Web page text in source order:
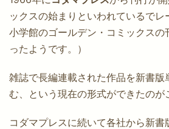
ックスの始まりといわれているで
小学館のゴールデン・コミックスの
ったようです。）
雑誌で長編連載された作品を新書版
む、という現在の形式ができたのが
コダマプレスに続いて各社から新書